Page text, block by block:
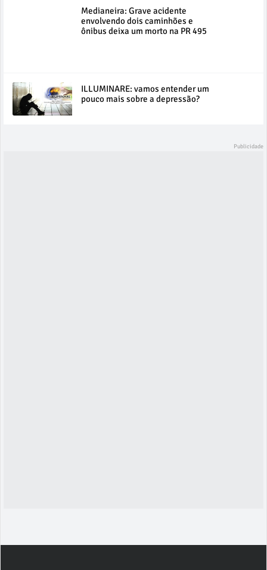
Medianeira: Grave acidente
envolvendo dois caminhões e
ônibus deixa um morto na PR 495
ILLUMINARE: vamos entender um
pouco mais sobre a depressão?